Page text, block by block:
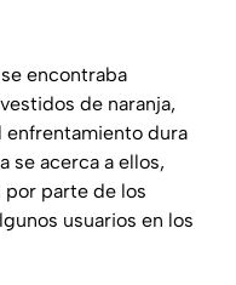
encontraba
de naranja,
enfrentamiento dura
se acerca a ellos,
por parte de los
usuarios en los